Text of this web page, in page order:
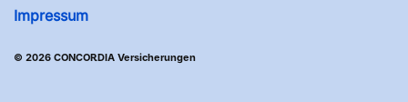
Impressum
© 2026 CONCORDIA Versicherungen